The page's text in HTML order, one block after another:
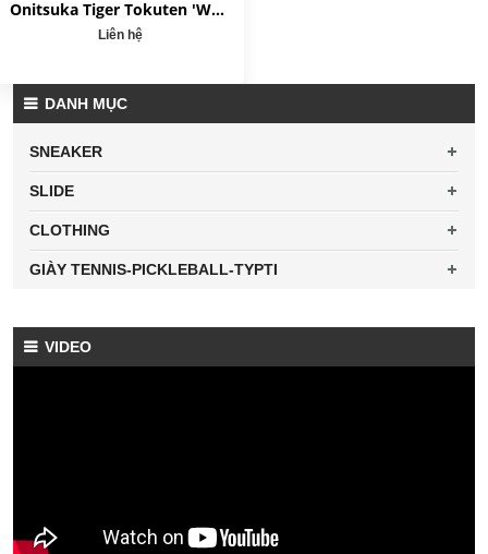
Onitsuka Tiger Tokuten 'White Black' 1183C429-100
Liên hệ
DANH MỤC
SNEAKER
SLIDE
CLOTHING
GIÀY TENNIS-PICKLEBALL-TYPTI
VIDEO